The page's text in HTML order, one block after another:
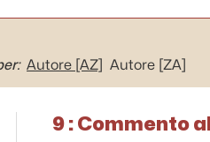
Autore [AZ] Autore [ZA]
9 : Commento